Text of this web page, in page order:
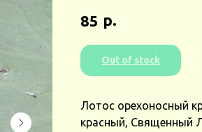
85 р.
Out of stock
Лотос орехоносный
красный, Священный